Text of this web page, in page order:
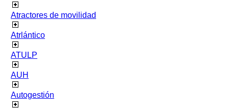
Atractores de movilidad
Atrlántico
ATULP
AUH
Autogestión